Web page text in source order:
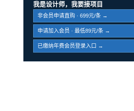
我是设计师，我要接项目
非会员申请直购 · 699元/条 →
申请加入会员 · 最低89元/条 →
已缴纳年费会员登录入口 →